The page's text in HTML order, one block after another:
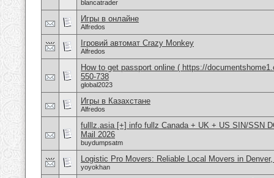
blancatrader
Игры в онлайне
Alfredos
Ігровий автомат Crazy Monkey
Alfredos
How to get passport online ( https://
550-738
global2023
Игры в Казахстане
Alfredos
fulllz.asia [+] info fullz Canada + UK + US SIN/SSN
Mail 2026
buydumpsatm
Logistic Pro Movers: Reliable Local Movers in
yoyokhan